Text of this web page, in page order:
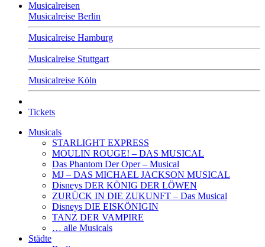
Musicalreisen
Musicalreise Berlin
Musicalreise Hamburg
Musicalreise Stuttgart
Musicalreise Köln
Tickets
Musicals
STARLIGHT EXPRESS
MOULIN ROUGE! – DAS MUSICAL
Das Phantom Der Oper – Musical
MJ – DAS MICHAEL JACKSON MUSICAL
Disneys DER KÖNIG DER LÖWEN
ZURÜCK IN DIE ZUKUNFT – Das Musical
Disneys DIE EISKÖNIGIN
TANZ DER VAMPIRE
… alle Musicals
Städte